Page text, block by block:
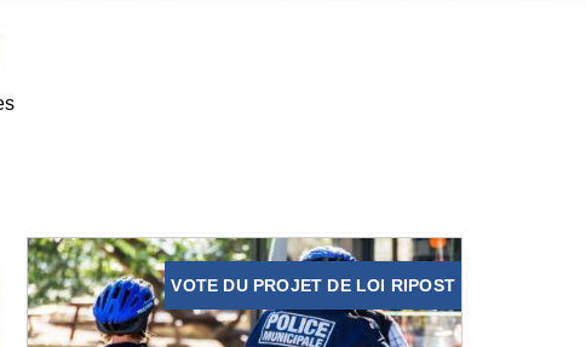
VOTE DU PROJET DE LOI RIPOST